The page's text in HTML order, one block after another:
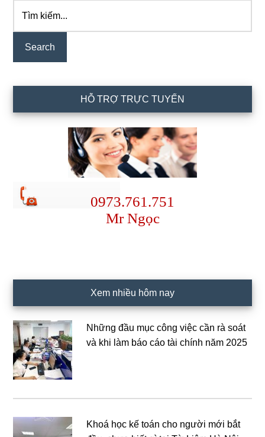
Primary
Sidebar
kiếm...
HỖ TRỢ TRỰC TUYẾN
0973.761.751
Mr Ngọc
Xem nhiều hôm nay
Những đầu mục công việc cần rà soát
và khi làm báo cáo tài chính năm 2025
Khoá học kế toán cho người mới bắt